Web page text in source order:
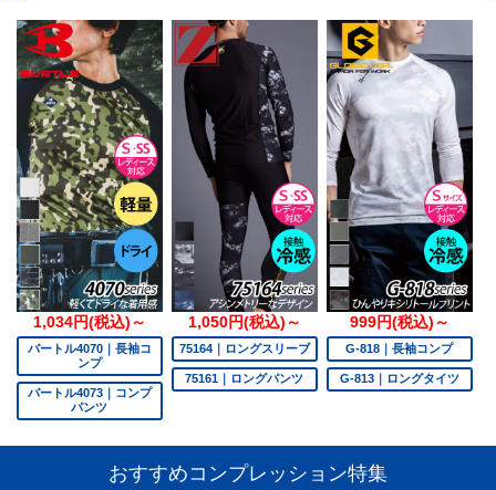
1,034円(税込)～
バートル4070｜長袖コ
ンプ
バートル4073｜コンプ
パンツ
1,050円(税込)～
75164｜ロングスリーブ
75161｜ロングパンツ
999円(税込)～
G-818｜長袖コンプ
G-813｜ロングタイツ
おすすめコンプレッション特集